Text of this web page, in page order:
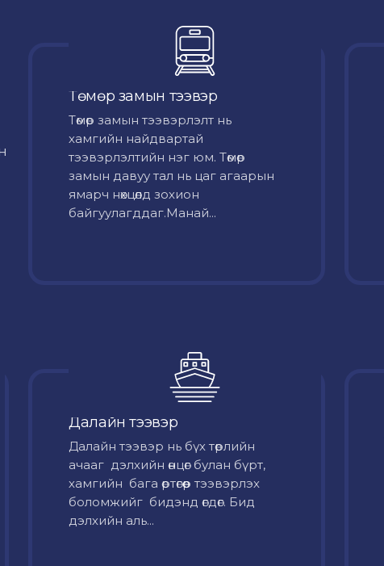
Төмөр замын тээвэр
Төмөр замын тээвэрлэлт нь
хамгийн найдвартай
тээвэрлэлтийн нэг юм. Төмөр
замын давуу тал нь цаг агаарын
ямарч нөхцөлд зохион
байгуулагддаг.Манай...
Далайн тээвэр
Далайн тээвэр нь бүх төрлийн
ачааг дэлхийн өнцөг булан бүрт,
хамгийн бага өртөгөөр тээвэрлэх
боломжийг бидэнд өгдөг. Бид
дэлхийн аль...